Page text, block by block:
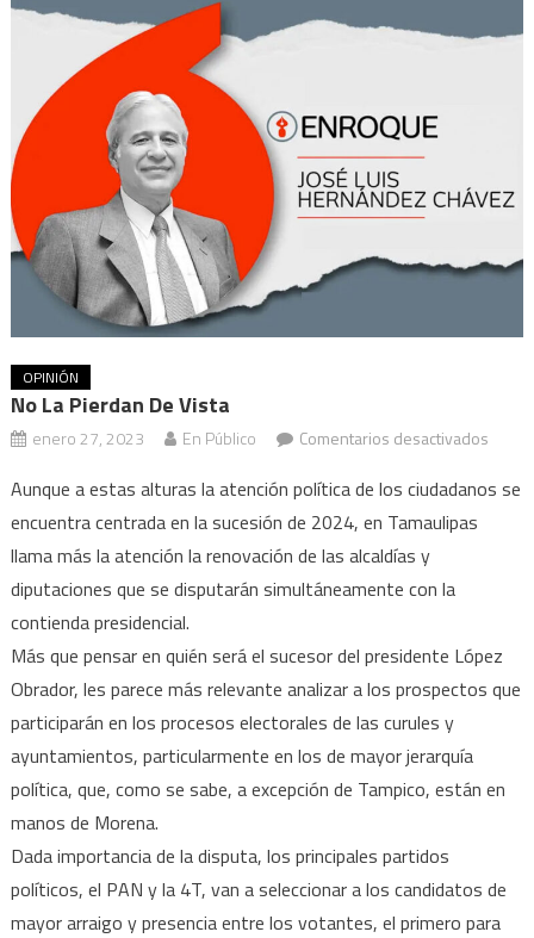
OPINIÓN
No La Pierdan De Vista
enero 27, 2023 En Público Comentarios desactivadosen
la
Aunque a estas alturas la atención política de los ciudadanos se
encuentra centrada en la sucesión de 2024, en Tamaulipas
llama más la atención la renovación de las alcaldías y
diputaciones que se disputarán simultáneamente con la
contienda presidencial.
Más que pensar en quién será el sucesor del presidente López
Obrador, les parece más relevante analizar a los prospectos que
participarán en los procesos electorales de las curules y
ayuntamientos, particularmente en los de mayor jerarquía
política, que, como se sabe, a excepción de Tampico, están en
manos de Morena.
Dada importancia de la disputa, los principales partidos
políticos, el PAN y la 4T, van a seleccionar a los candidatos de
mayor arraigo y presencia entre los votantes, el primero para